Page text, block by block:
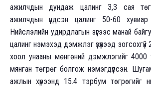
ажилчдын дундаж цалинг 3,3 сая
ажилчдын үндсэн цалинг 50-60 хувиар
Нийслэлийн удирдлагын зүгээс манай
цалинг нэмэхэд дэмжлэг үзүүлээд
хоол унааны мөнгөний дэмжлэгийг 4000
мянган төгрөг болгож нэмэгдүүлсэн.
ажлын хүрээнд 15.4 тэрбум төгрөгийг